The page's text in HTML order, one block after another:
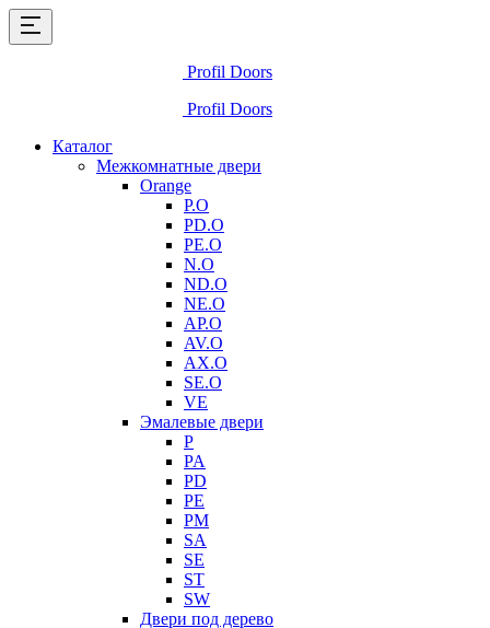
Profil Doors
Profil Doors
Каталог
Межкомнатные двери
Orange
P.O
PD.O
PE.O
N.O
ND.O
NE.O
AP.O
AV.O
AX.O
SE.O
VE
Эмалевые двери
P
PA
PD
PE
PM
SA
SE
ST
SW
Двери под дерево